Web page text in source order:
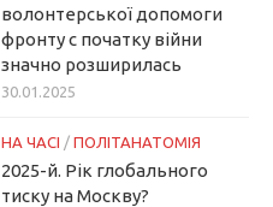
волонтерської допомоги
фронту с початку війни
значно розширилась
30.01.2025
НА ЧАСІ / ПОЛІТАНАТОМІЯ
2025-й. Рік глобального
тиску на Москву?